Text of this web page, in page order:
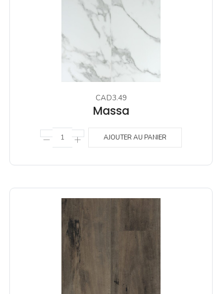
CAD3.49
Massa
AJOUTER AU PANIER